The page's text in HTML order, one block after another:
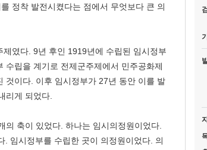
정착 발전시켰다는 점에서 무엇보다 큰 의
였다. 9년 후인 1919년에 수립된 임시정부
수립을 계기로 전제군주제에서 민주공화제
것이다. 이후 임시정부가 27년 동안 이를 발
리게 되었다.
의 축이 있었다. 하나는 임시의정원이었다.
임시정부를 수립한 곳이 의정원이었다. 의